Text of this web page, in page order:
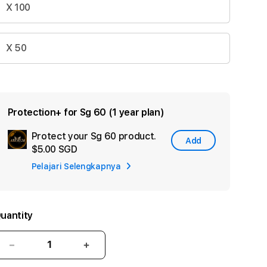
X 100
X 50
Protection+ for Sg 60 (1 year plan)
Protect your Sg 60 product.
$5.00 SGD
Pelajari Selengkapnya
Add
Apple
Add
Decrease
quantity
Increase
quantity